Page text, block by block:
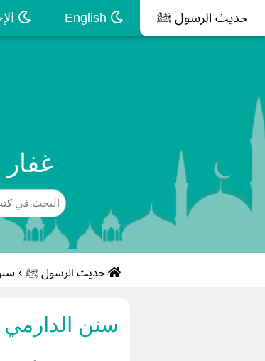
حديث الرسول ﷺ
حديث الرسول ﷺ ›
سنن الدارمي